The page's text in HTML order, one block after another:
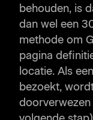
behouden, is
dan wel een
methode om
pagina
locatie. Als
bezoekt,